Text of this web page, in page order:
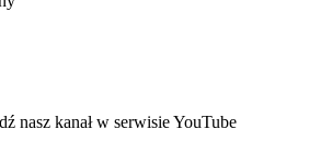
się w nowej karcie
nasz kanał w serwisie YouTube